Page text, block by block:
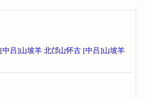
[中吕]山坡羊 北邙山怀古 [中吕]山坡羊